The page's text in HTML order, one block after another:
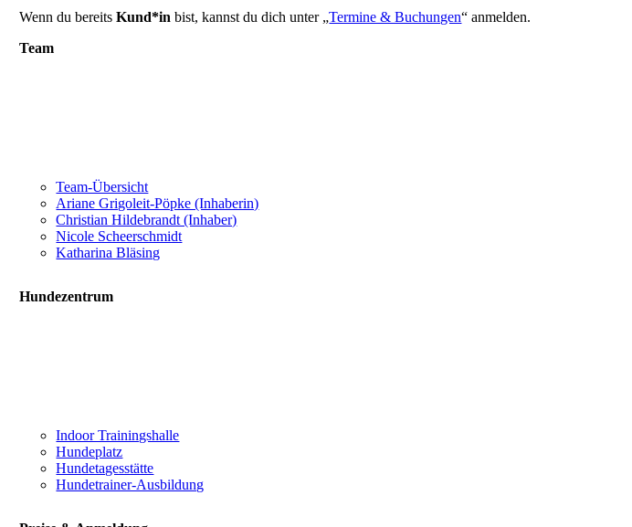
Wenn du bereitsKund*in bist, kannst du dich unter „Termine & Buchungen“ anmelden.
Team
Team-Übersicht
Ariane Grigoleit-Pöpke (Inhaberin)
Christian Hildebrandt (Inhaber)
Nicole Scheerschmidt
Katharina Bläsing
Hundezentrum
Indoor Trainingshalle
Hundeplatz
Hundetagesstätte
Hundetrainer-Ausbildung